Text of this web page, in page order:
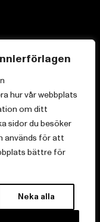
hur vår webbplats
om ditt
sidor du besöker
används för att
bättre för
Neka alla